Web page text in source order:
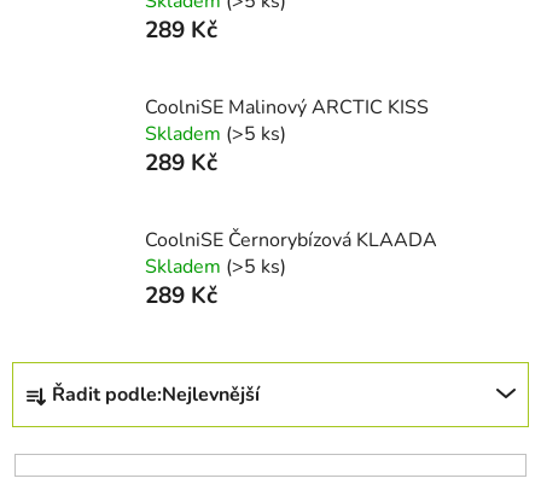
289 Kč
CoolniSE Malinový ARCTIC KISS
Skladem (>5 ks)
289 Kč
CoolniSE Černorybízová KLAADA
Skladem (>5 ks)
289 Kč
Ř
z
e
Řadit podle:Nejlevnější